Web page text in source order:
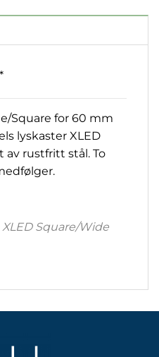
Square for 60 mm
lyskaster XLED
av rustfritt stål. To
Square/Wide